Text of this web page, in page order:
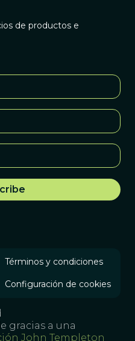
de productos e
Términos y condiciones
Configuración de cookies
gracias a una
John Templeton